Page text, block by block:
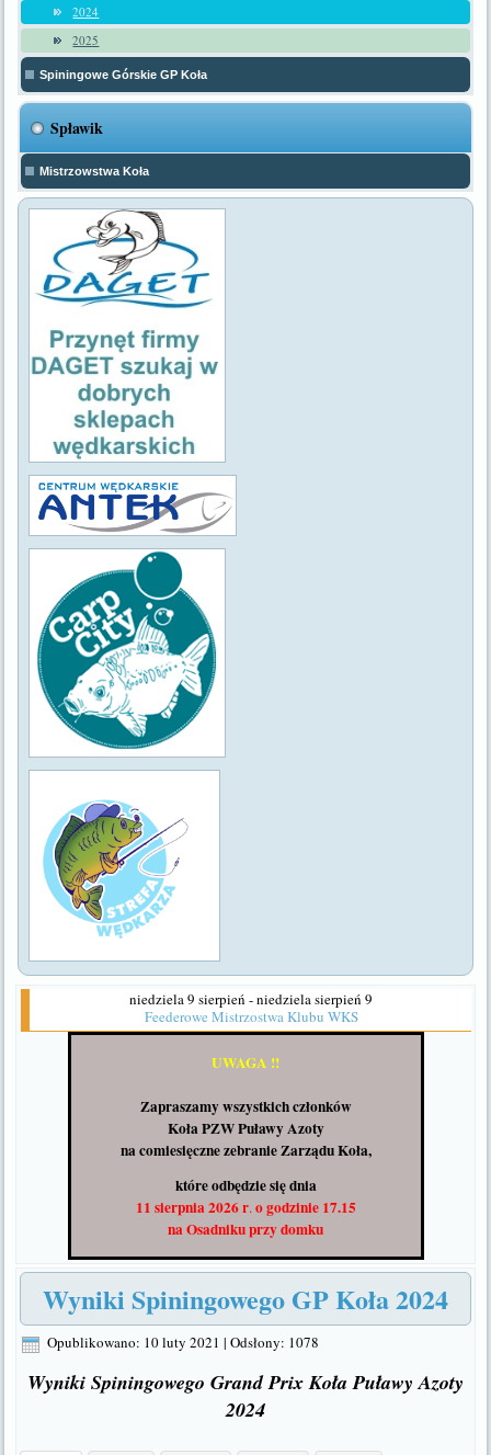
2024
2025
Spiningowe Górskie GP Koła
Spławik
Mistrzowstwa Koła
niedziela 9 sierpień - niedziela sierpień 9
Feederowe Mistrzostwa Klubu WKS
UWAGA !!
Zapraszamy wszystkich członków
Koła PZW Puławy Azoty
na comiesięczne zebranie Zarządu Koła,
które odbędzie się dnia
11 sierpnia 2026 r.o godzinie 17.15
na Osadnikuprzy domku
Wyniki Spiningowego GP Koła 2024
Opublikowano: 10 luty 2021 |Odsłony: 1078
Wyniki Spiningowego Grand Prix Koła Puławy Azoty
2024